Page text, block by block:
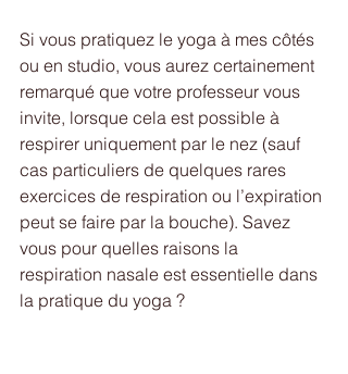
Si vous pratiquez le yoga à mes côtés
ou en studio, vous aurez certainement
remarqué que votre professeur vous
invite, lorsque cela est possible à
respirer uniquement par le nez (sauf
cas particuliers de quelques rares
exercices de respiration ou l’expiration
peut se faire par la bouche). Savez
vous pour quelles raisons la
respiration nasale est essentielle dans
la pratique du yoga ?